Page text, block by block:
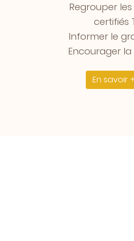
Regrouper
certifiés
Informer le
Encourager
En savoir +